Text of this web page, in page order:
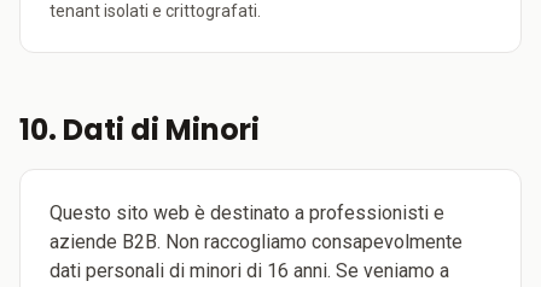
tenant isolati e crittografati.
10. Dati di Minori
Questo sito web è destinato a professionisti e
aziende B2B. Non raccogliamo consapevolmente
dati personali di minori di 16 anni. Se veniamo a